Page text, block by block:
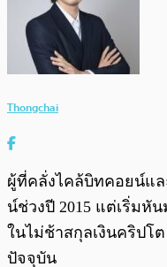
Thongchai
ผู้ที่คลั่งไคล้บิทคอยน์แล
น์ช่วงปี 2015 แต่เริ่มหั
ในไม่ช้าสกุลเงินคริปโ
ปัจจุบัน